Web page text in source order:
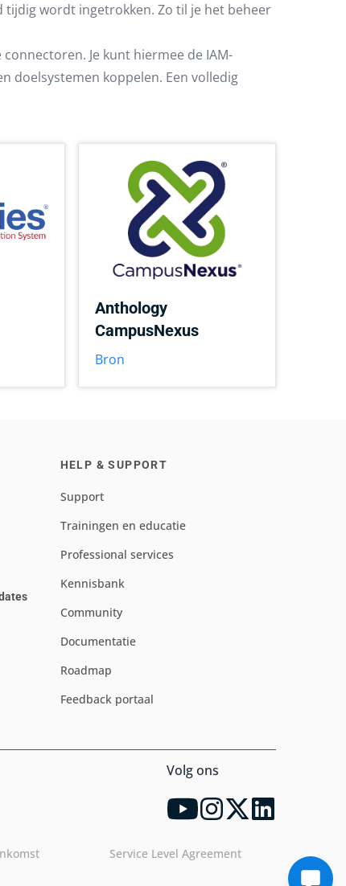
wordt ingetrokken. Zo til je het beheer
Je kunt hiermee de IAM-
doelsystemen koppelen. Een volledig
Anthology
CampusNexus
Bron
HELP & SUPPORT
Support
Trainingen en educatie
Professional services
Kennisbank
Community
Documentatie
Roadmap
Feedback portaal
Volg ons
Service Level Agreement